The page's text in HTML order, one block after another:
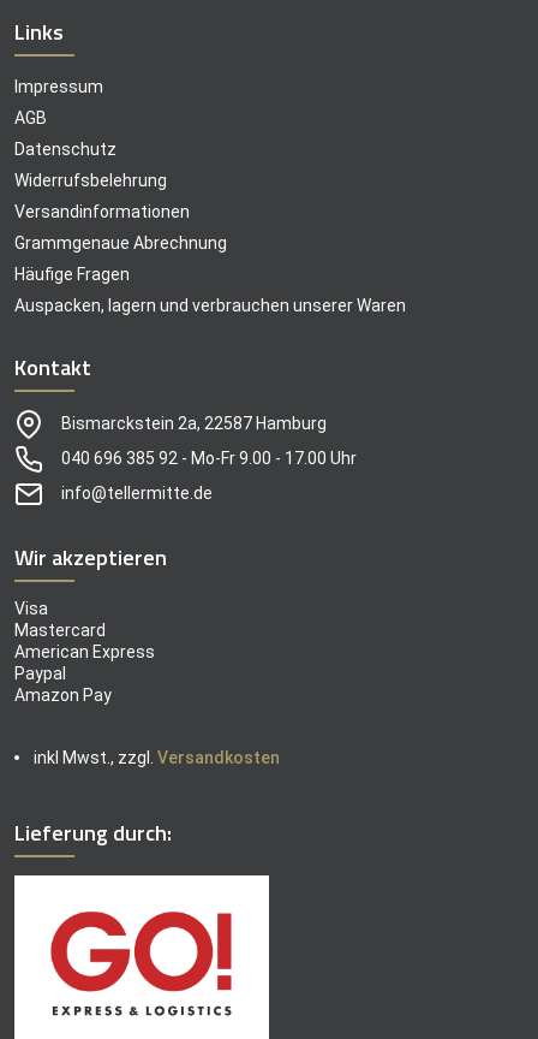
Links
Impressum
AGB
Datenschutz
Widerrufsbelehrung
Versandinformationen
Grammgenaue Abrechnung
Häufige Fragen
Auspacken, lagern und verbrauchen unserer Waren
Kontakt
Bismarckstein 2a, 22587 Hamburg
040 696 385 92 - Mo-Fr 9.00 - 17.00 Uhr
info@tellermitte.de
Wir akzeptieren
Visa
Mastercard
American Express
Paypal
Amazon Pay
inkl Mwst., zzgl. Versandkosten
Lieferung durch: